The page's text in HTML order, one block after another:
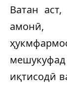
Ватан
амонӣ,
иқтисодӣ